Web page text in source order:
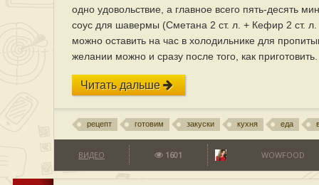
одно удовольствие, а главное всего пять-десять
соус для шавермы (Сметана 2 ст. л. + Кефир 2 ст.
можно оставить на час в холодильнике для
желании можно и сразу после того, как приготовить.
Читать дальше
рецепт готовим закуски кухня еда
ВИДЕО 1601 WOWFOOD